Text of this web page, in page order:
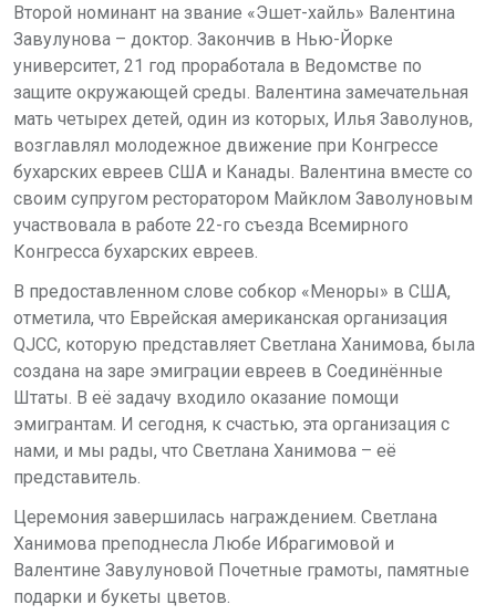
Второй номинант на звание «Эшет-хайль» Валентина
Завулунова – доктор. Закончив в Нью-Йорке
университет, 21 год проработала в Ведомстве по
защите окружающей среды. Валентина замечательная
мать четырех детей, один из которых, Илья Заволунов,
возглавлял молодежное движение при Конгрессе
бухарских евреев США и Канады. Валентина вместе со
своим супругом ресторатором Майклом Заволуновым
участвовала в работе 22-го съезда Всемирного
Конгресса бухарских евреев.
В предоставленном слове собкор «Меноры» в США,
отметила, что Еврейская американская организация
QJCC, которую представляет Светлана Ханимова, была
создана на заре эмиграции евреев в Соединённые
Штаты. В её задачу входило оказание помощи
эмигрантам. И сегодня, к счастью, эта организация с
нами, и мы рады, что Светлана Ханимова – её
представитель.
Церемония завершилась награждением. Светлана
Ханимова преподнесла Любе Ибрагимовой и
Валентине Завулуновой Почетные грамоты, памятные
подарки и букеты цветов.